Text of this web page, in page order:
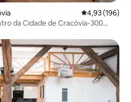
Classificação
4,93 (196)
da Cidade de Cracóvia-300